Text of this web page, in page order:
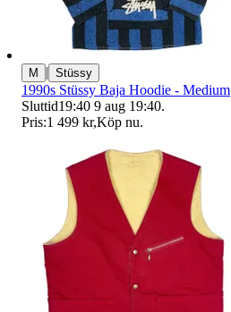
M | Stüssy
1990s Stüssy Baja Hoodie - Medium
Sluttid19:40 9 aug 19:40.
Pris:1 499 kr,Köp nu.